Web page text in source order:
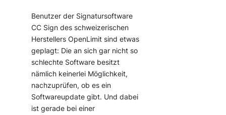
Benutzer der Signatursoftware
CC Sign des schweizerischen
Herstellers OpenLimit sind etwas
geplagt: Die an sich gar nicht so
schlechte Software besitzt
nämlich keinerlei Möglichkeit,
nachzuprüfen, ob es ein
Softwareupdate gibt. Und dabei
ist gerade bei einer